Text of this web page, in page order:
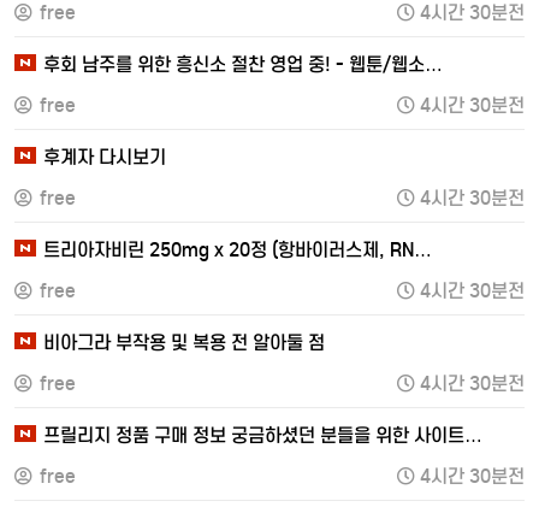
free
4시간 30분전
후회 남주를 위한 흥신소 절찬 영업 중! - 웹툰/웹소…
free
4시간 30분전
후계자 다시보기
free
4시간 30분전
트리아자비린 250mg x 20정 (항바이러스제, RN…
free
4시간 30분전
비아그라 부작용 및 복용 전 알아둘 점
free
4시간 30분전
프릴리지 정품 구매 정보 궁금하셨던 분들을 위한 사이트…
free
4시간 30분전